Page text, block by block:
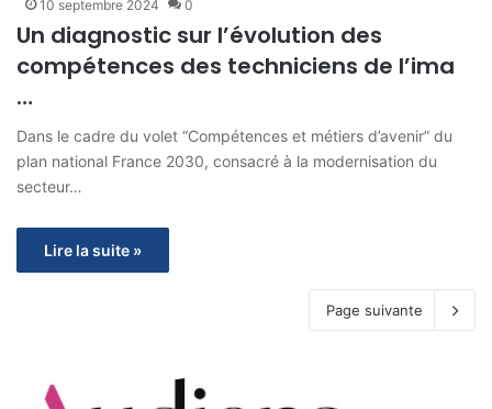
10 septembre 2024 0
Un diagnostic sur l’évolution des
compétences des techniciens de l’ima
…
Dans le cadre du volet “Compétences et métiers d’avenir” du
plan national France 2030, consacré à la modernisation du
secteur…
Lire la suite »
Page suivante